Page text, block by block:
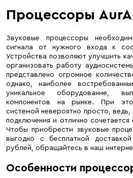
Процессоры AurA
Звуковые процессоры
сигнала от нужного входа к
Устройства позволяют улучшить
организовать работу
представлено огромное
однако, наиболее
уникальное оборудование,
компонентов на рынке. При
системой невероятно просто,
подключения и отлично
Чтобы приобрести звуковые
выгодно с бесплатной
рублей, обращайтесь в наш
Особенности